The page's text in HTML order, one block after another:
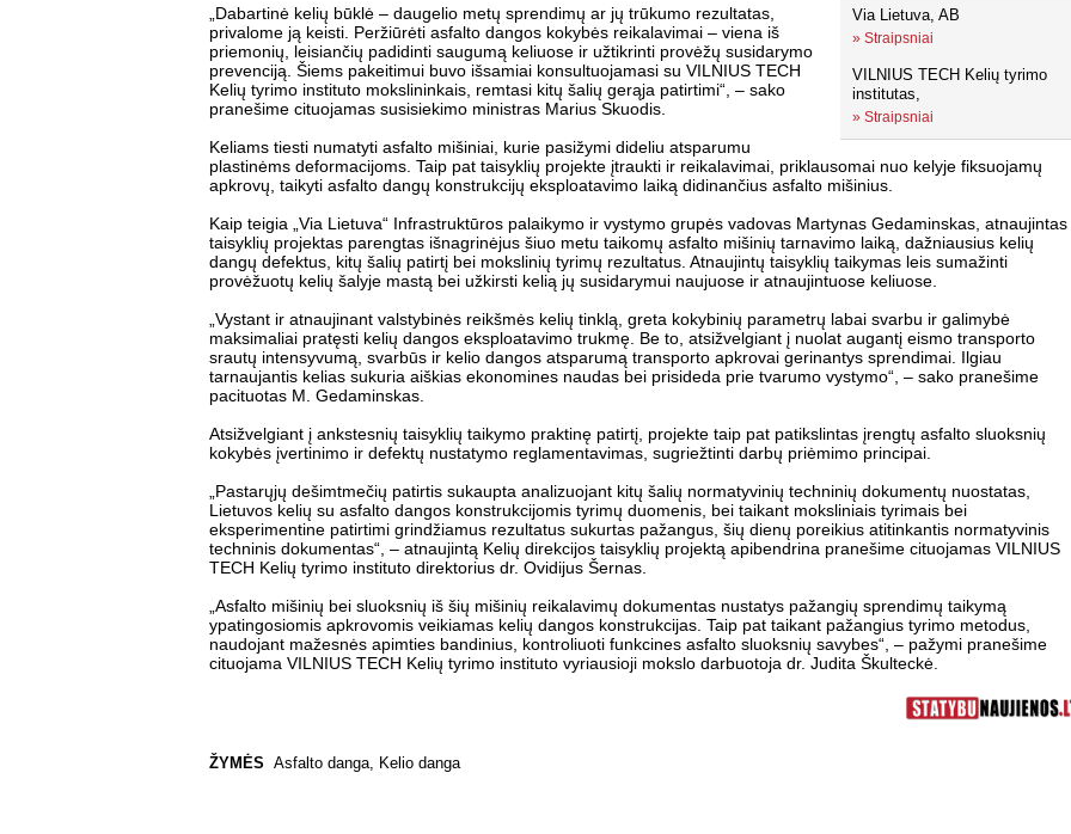
Via Lietuva, AB
» Straipsniai
VILNIUS TECH Kelių tyrimo
institutas,
» Straipsniai
„Dabartinė kelių būklė – daugelio metų sprendimų ar jų trūkumo rezultatas,
privalome ją keisti. Peržiūrėti asfalto dangos kokybės reikalavimai – viena iš
priemonių, leisiančių padidinti saugumą keliuose ir užtikrinti provėžų susidarymo
prevenciją. Šiems pakeitimui buvo išsamiai konsultuojamasi su VILNIUS TECH
Kelių tyrimo instituto mokslininkais, remtasi kitų šalių gerąja patirtimi“, – sako
pranešime cituojamas susisiekimo ministras Marius Skuodis.
Keliams tiesti numatyti asfalto mišiniai, kurie pasižymi dideliu atsparumu
plastinėms deformacijoms. Taip pat taisyklių projekte įtraukti ir reikalavimai, priklausomai nuo kelyje fiksuojamų
apkrovų, taikyti asfalto dangų konstrukcijų eksploatavimo laiką didinančius asfalto mišinius.
Kaip teigia „Via Lietuva“ Infrastruktūros palaikymo ir vystymo grupės vadovas Martynas Gedaminskas, atnaujintas
taisyklių projektas parengtas išnagrinėjus šiuo metu taikomų asfalto mišinių tarnavimo laiką, dažniausius kelių
dangų defektus, kitų šalių patirtį bei mokslinių tyrimų rezultatus. Atnaujintų taisyklių taikymas leis sumažinti
provėžuotų kelių šalyje mastą bei užkirsti kelią jų susidarymui naujuose ir atnaujintuose keliuose.
„Vystant ir atnaujinant valstybinės reikšmės kelių tinklą, greta kokybinių parametrų labai svarbu ir galimybė
maksimaliai pratęsti kelių dangos eksploatavimo trukmę. Be to, atsižvelgiant į nuolat augantį eismo transporto
srautų intensyvumą, svarbūs ir kelio dangos atsparumą transporto apkrovai gerinantys sprendimai. Ilgiau
tarnaujantis kelias sukuria aiškias ekonomines naudas bei prisideda prie tvarumo vystymo“, – sako pranešime
pacituotas M. Gedaminskas.
Atsižvelgiant į ankstesnių taisyklių taikymo praktinę patirtį, projekte taip pat patikslintas įrengtų asfalto sluoksnių
kokybės įvertinimo ir defektų nustatymo reglamentavimas, sugriežtinti darbų priėmimo principai.
„Pastarųjų dešimtmečių patirtis sukaupta analizuojant kitų šalių normatyvinių techninių dokumentų nuostatas,
Lietuvos kelių su asfalto dangos konstrukcijomis tyrimų duomenis, bei taikant moksliniais tyrimais bei
eksperimentine patirtimi grindžiamus rezultatus sukurtas pažangus, šių dienų poreikius atitinkantis normatyvinis
techninis dokumentas“, – atnaujintą Kelių direkcijos taisyklių projektą apibendrina pranešime cituojamas VILNIUS
TECH Kelių tyrimo instituto direktorius dr. Ovidijus Šernas.
„Asfalto mišinių bei sluoksnių iš šių mišinių reikalavimų dokumentas nustatys pažangių sprendimų taikymą
ypatingosiomis apkrovomis veikiamas kelių dangos konstrukcijas. Taip pat taikant pažangius tyrimo metodus,
naudojant mažesnės apimties bandinius, kontroliuoti funkcines asfalto sluoksnių savybes“, – pažymi pranešime
cituojama VILNIUS TECH Kelių tyrimo instituto vyriausioji mokslo darbuotoja dr. Judita Škulteckė.
ŽYMĖS Asfalto danga, Kelio danga